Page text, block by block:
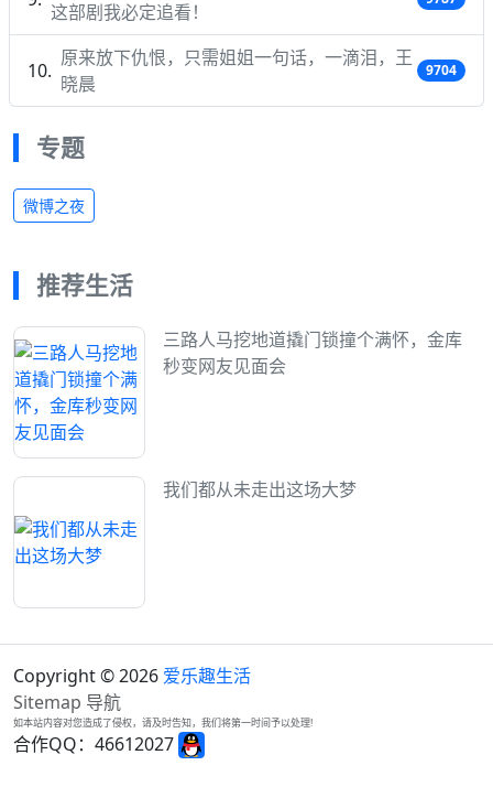
这部剧我必定追看！
原来放下仇恨，只需姐姐一句话，一滴泪，王
晓晨
9704
专题
微博之夜
推荐生活
三路人马挖地道撬门锁撞个满怀，金库
秒变网友见面会
我们都从未走出这场大梦
Copyright © 2026 爱乐趣生活
Sitemap 导航
如本站内容对您造成了侵权，请及时告知，我们将第一时间予以处理!
合作QQ：46612027